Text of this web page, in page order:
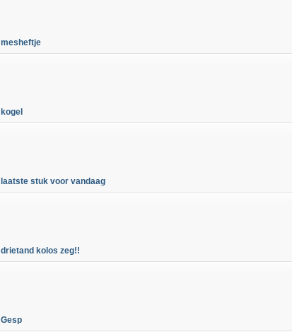
mesheftje
kogel
laatste stuk voor vandaag
drietand kolos zeg!!
Gesp